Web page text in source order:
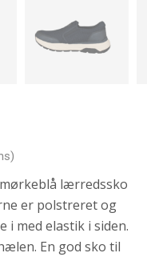
mørkeblå lærredssko
er polstreret og
i med elastik i siden.
En god sko til